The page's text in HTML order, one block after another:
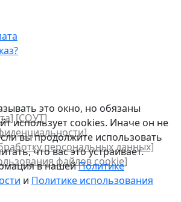
это окно, но обязаны
использует cookies. Иначе он не
вы продолжите использовать
что вас это устраивает.
в нашейПолитике
и Политике использования
[СОУТ]
персональных данных]
файлов сookie]